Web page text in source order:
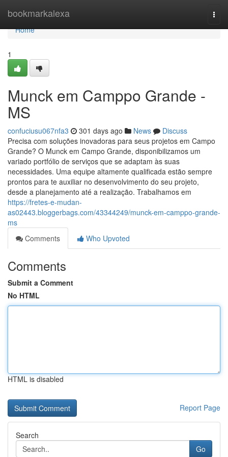
bookmarkalexa
Home
Home
1
Munck em Camppo Grande -
MS
confuciusu067nfa3 301 days ago News
Discuss
Precisa com soluções inovadoras para seus projetos em Campo
Grande? O Munck em Campo Grande, disponibilizamos um
variado portfólio de serviços que se adaptam às suas
necessidades. Uma equipe altamente qualificada estão sempre
prontos para te auxiliar no desenvolvimento do seu projeto,
desde a planejamento até a realização. Trabalhamos em
https://fretes-e-mudan-
as02443.bloggerbags.com/43344249/munck-em-camppo-grande-
ms
Comments
Who Upvoted
Comments
Submit a Comment
No HTML
HTML is disabled
Report Page
Search
Go